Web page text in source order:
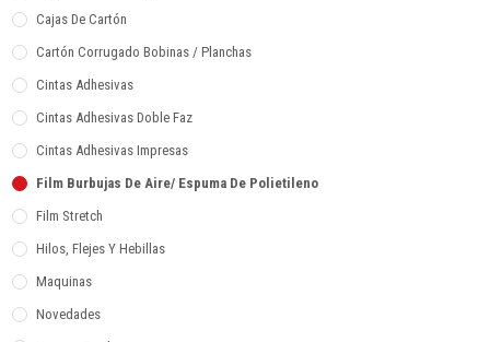
Cajas De Cartón
Cartón Corrugado Bobinas / Planchas
Cintas Adhesivas
Cintas Adhesivas Doble Faz
Cintas Adhesivas Impresas
Film Burbujas De Aire/ Espuma De Polietileno
Film Stretch
Hilos, Flejes Y Hebillas
Maquinas
Novedades